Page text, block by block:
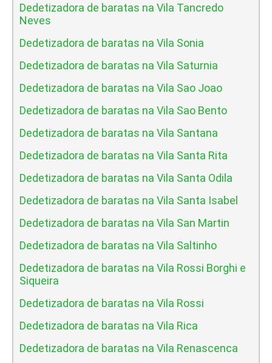
Dedetizadora de baratas na Vila Tancredo
Neves
Dedetizadora de baratas na Vila Sonia
Dedetizadora de baratas na Vila Saturnia
Dedetizadora de baratas na Vila Sao Joao
Dedetizadora de baratas na Vila Sao Bento
Dedetizadora de baratas na Vila Santana
Dedetizadora de baratas na Vila Santa Rita
Dedetizadora de baratas na Vila Santa Odila
Dedetizadora de baratas na Vila Santa Isabel
Dedetizadora de baratas na Vila San Martin
Dedetizadora de baratas na Vila Saltinho
Dedetizadora de baratas na Vila Rossi Borghi e
Siqueira
Dedetizadora de baratas na Vila Rossi
Dedetizadora de baratas na Vila Rica
Dedetizadora de baratas na Vila Renascenca